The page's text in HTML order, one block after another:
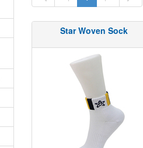
Star Woven Sock